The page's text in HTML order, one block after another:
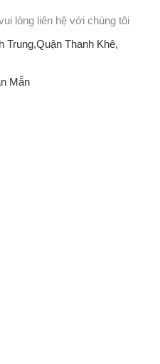
lòng liên hệ với chúng tôi
Trung,Quận Thanh Khê,
Mẵn